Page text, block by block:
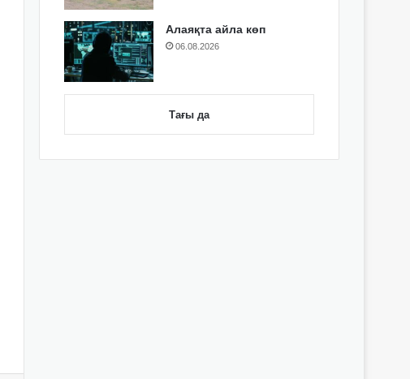
Алаяқта айла көп
06.08.2026
Тағы да